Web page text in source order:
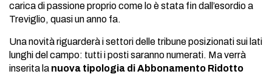
carica di passione proprio come lo è stata fin dall’esordio a
Treviglio, quasi un anno fa.
Una novità riguarderà i settori delle tribune posizionati sui lati
lunghi del campo: tutti i posti saranno numerati. Ma verrà
inserita la nuova tipologia di Abbonamento Ridotto